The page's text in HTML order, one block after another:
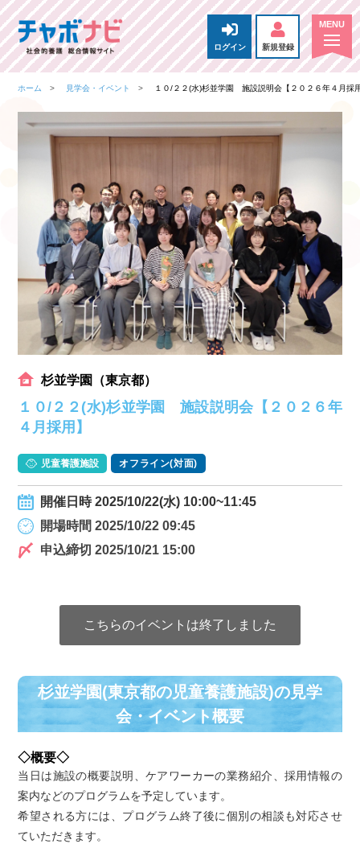
ログイン 新規登録
ホーム 見学会・イベント １０/２２(水)杉並学園 施設説明会【２０２６年４月採
杉並学園（東京都）
１０/２２(水)杉並学園 施設説明会【２０２６年
４月採用】
児童養護施設 オフライン(対面)
開催日時 2025/10/22(水) 10:00~11:45
開場時間 2025/10/22 09:45
申込締切 2025/10/21 15:00
こちらのイベントは終了しました
杉並学園(東京都の児童養護施設)の⾒学
会・イベント概要
◇概要◇
当日は施設の概要説明、ケアワーカーの業務紹介、採用情報の
案内などのプログラムを予定しています。
希望される方には、プログラム終了後に個別の相談も対応させ
ていただきます。